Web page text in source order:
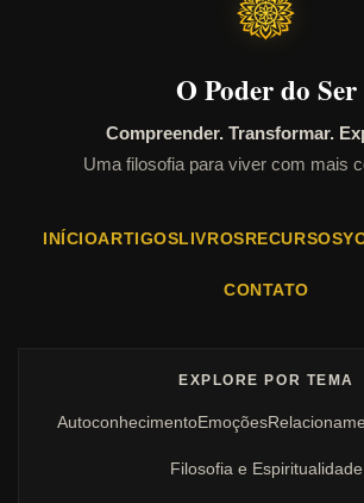
O Poder do Ser
Compreender. Transformar.
Uma filosofia para viver com mais
INÍCIOARTIGOSLIVROSRECURSOS
CONTATO
EXPLORE POR TEMA
AutoconhecimentoEmoções
Filosofia e Espiritualidade